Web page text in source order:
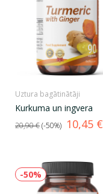
Uztura bagātinātāji
Kurkuma un ingvera
Standarta
cena
20,90 € -50% Cena
10,45 €
-50%